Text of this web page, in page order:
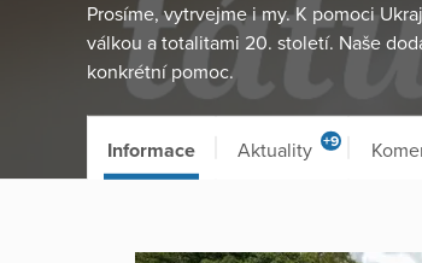
Prosíme, vytrvejme i my. K pomoci
válkou a totalitami 20. století. Naše
konkrétní pomoc.
Informace Aktuality +9